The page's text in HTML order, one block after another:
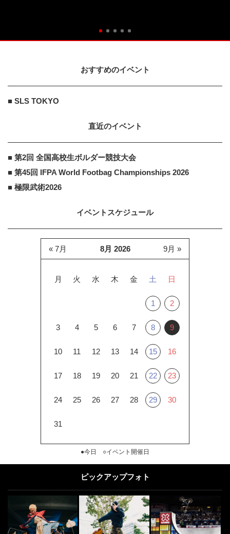
おすすめのイベント
■ SLS TOKYO
直近のイベント
■ 第2回 全国高校生ボルダー競技大会
■ 第45回 IFPA World Footbag Championships 2026
■ 極限武術2026
イベントスケジュール
8月 2026
月 火 水 木 金 土 日
1 2
3 4 5 6 7 8 9
10 11 12 13 14 15 16
17 18 19 20 21 22 23
24 25 26 27 28 29 30
31
« 7月 9月 »
●今日 ○イベント開催日
ピックアップフォト